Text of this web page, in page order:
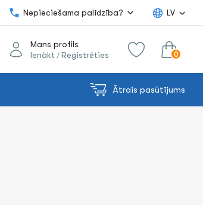
Nepieciešama palīdzība? LV
Mans profils
Ienākt / Reģistrēties 0
Ātrais pasūtījums